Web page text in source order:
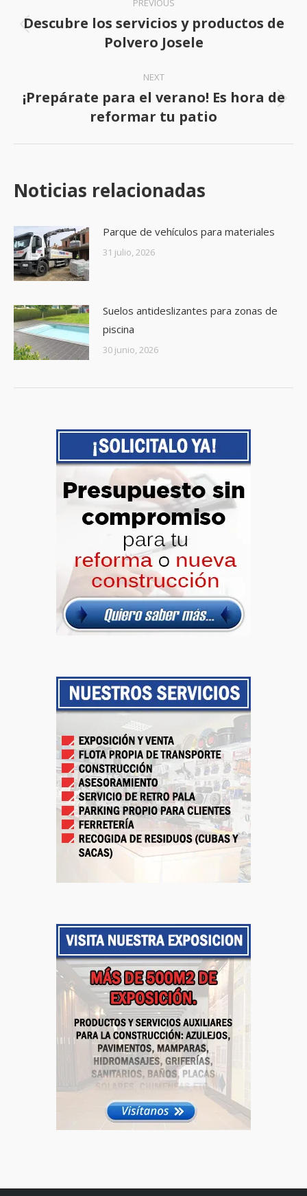
navigationPREVIOUS
Previous
post:
Descubre los servicios y productos de
Polvero Josele
NEXT
Next
post:
¡Prepárate para el verano! Es hora de
reformar tu patio
Noticias relacionadas
Parque de vehículos para materiales
31 julio, 2026
Suelos antideslizantes para zonas de
piscina
30 junio, 2026